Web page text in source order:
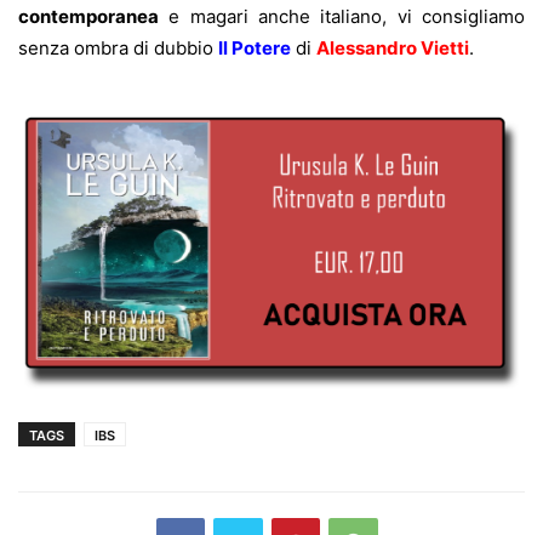
contemporanea e magari anche italiano, vi consigliamo
senza ombra di dubbio Il Potere di Alessandro Vietti.
TAGS IBS